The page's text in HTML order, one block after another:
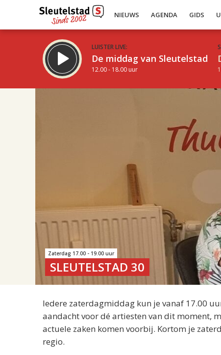
NIEUWS AGENDA GIDS
LUISTER LIVE:
De middag van Sleutelstad
12.00 - 18.00 uur
Zaterdag 17.00 - 19.00 uur
SLEUTELSTAD 30
Iedere zaterdagmiddag kun je vanaf 17.00
aandacht voor dé artiesten van dit moment,
actuele zaken komen voorbij. Kortom je
regio.